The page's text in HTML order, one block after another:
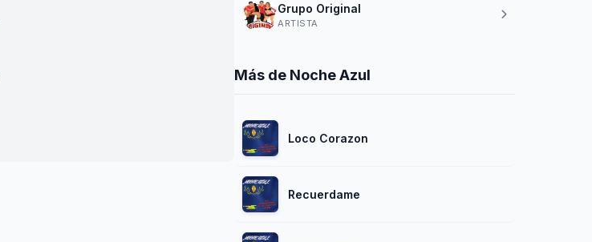
Grupo Original
ARTISTA
Más de Noche Azul
Loco Corazon
Recuerdame